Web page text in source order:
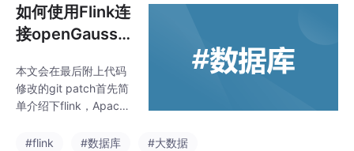
如何使用Flink连
接openGauss
dc-connecto
r）
本文会在最后附上代码
修改的git patch首先简
单介绍下flink，Apache
基金会开发的开源流处
#flink #数据库 #大数据